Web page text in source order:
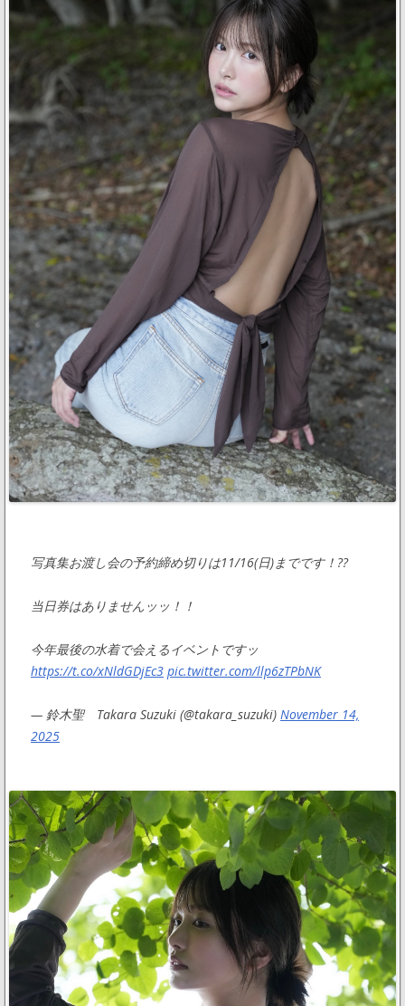
写真集お渡し会の予約締め切りは11/16(日)までです！??
当日券はありませんッッ！！
今年最後の水着で会えるイベントですッ
https://t.co/xNldGDjEc3 pic.twitter.com/llp6zTPbNK
— 鈴木聖 Takara Suzuki (@takara_suzuki) November 14,
2025